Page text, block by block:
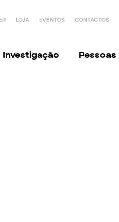
LOJA EVENTOS CONTACTOS
Investigação Pessoas